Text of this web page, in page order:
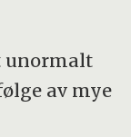
unormalt
av mye